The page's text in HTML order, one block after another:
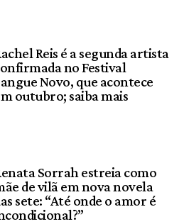
Reis é a segunda artista
no Festival
Novo, que acontece
outubro; saiba mais
Sorrah estreia como
de vilã em nova novela
sete: “Até onde o amor é